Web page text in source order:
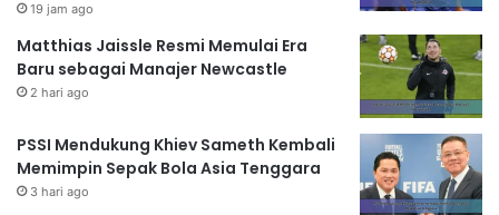
19 jam ago
Matthias Jaissle Resmi Memulai Era
Baru sebagai Manajer Newcastle
2 hari ago
PSSI Mendukung Khiev Sameth Kembali
Memimpin Sepak Bola Asia Tenggara
3 hari ago